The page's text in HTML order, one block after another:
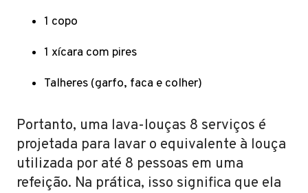
1 copo
1 xícara com pires
Talheres (garfo, faca e colher)
Portanto, uma lava-louças 8 serviços é
projetada para lavar o equivalente à louça
utilizada por até 8 pessoas em uma
refeição. Na prática, isso significa que ela